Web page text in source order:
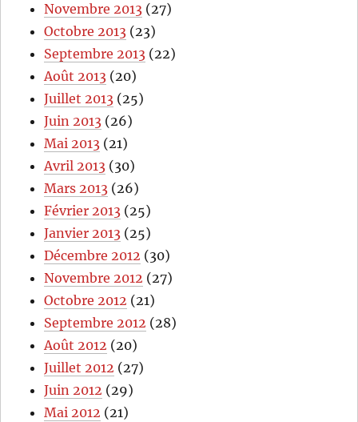
Novembre 2013 (27)
Octobre 2013 (23)
Septembre 2013 (22)
Août 2013 (20)
Juillet 2013 (25)
Juin 2013 (26)
Mai 2013 (21)
Avril 2013 (30)
Mars 2013 (26)
Février 2013 (25)
Janvier 2013 (25)
Décembre 2012 (30)
Novembre 2012 (27)
Octobre 2012 (21)
Septembre 2012 (28)
Août 2012 (20)
Juillet 2012 (27)
Juin 2012 (29)
Mai 2012 (21)